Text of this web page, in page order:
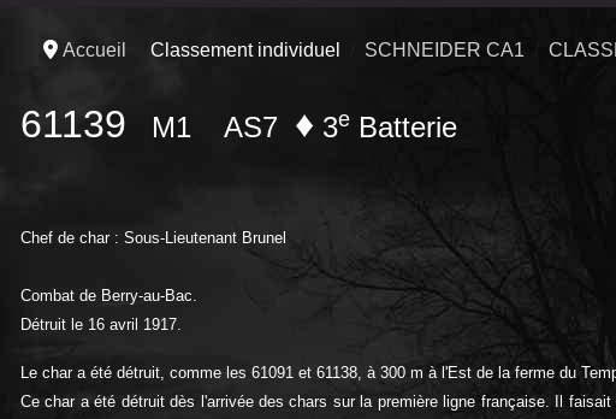
Accueil Classement individuel SCHNEIDER CA1
61139 M1 AS7 ♦ 3e Batterie
Chef de char : Sous-Lieutenant Brunel
Combat de Berry-au-Bac.
Détruit le 16 avril 1917.
Le char a été détruit, comme les 61091 et 61138, à 300 m à l'Est de la ferme du
Ce char a été détruit dès l'arrivée des chars sur la première ligne française. Il